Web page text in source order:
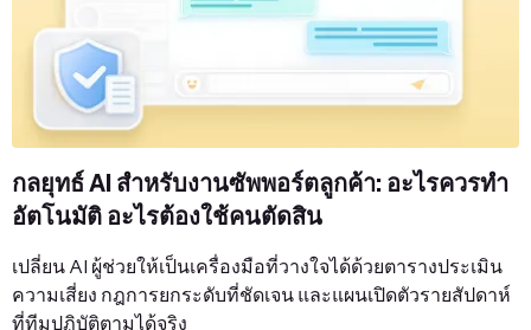
กลยุทธ์ AI สำหรับงานซัพพอร์ตลูกค้า: อะไรควรทำ
อัตโนมัติ อะไรต้องใช้คนตัดสิน
เปลี่ยน AI ผู้ช่วยให้เป็นเครื่องมือที่วางใจได้ด้วยตารางประเมิน
ความเสี่ยง กฎการยกระดับที่ชัดเจน และแผนเปิดตัวรายสัปดาห์
ที่ทีมปฏิบัติตามได้จริง